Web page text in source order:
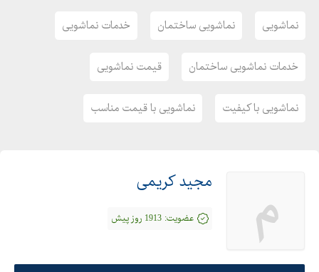
نماشویی نماشویی ساختمان خدمات نماشویی
خدمات نماشویی ساختمان قیمت نماشویی
نماشویی با کیفیت نماشویی با قیمت مناسب
م مجید کریمی
عضویت: 1913 روز پیش